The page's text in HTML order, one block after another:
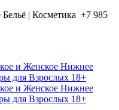
| Косметика +7 985